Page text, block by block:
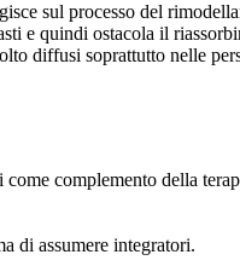
sul processo del
e quindi ostacola il
diffusi soprattutto nelle
complemento della
di assumere integratori.